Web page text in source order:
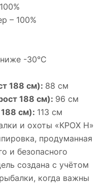
– 100%
-30°С
188 см): 88 см
188 см): 96 см
см): 113 см
и охоты «КРОХ Н»
продуманная
и безопасного
создана с учётом
когда важны